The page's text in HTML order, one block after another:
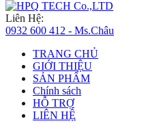
Liên Hệ:
0932 600 412 - Ms.Châu
TRANG CHỦ
GIỚI THIỆU
SẢN PHẨM
Chính sách
HỖ TRỢ
LIÊN HỆ